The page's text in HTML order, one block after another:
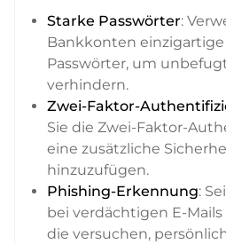
Starke Passwörter:
Bankkonten
Passwörter, um
verhindern.
Zwei-Faktor-
Sie die Zwei-Faktor-
eine zusätzliche
hinzuzufügen.
Phishing-Erkennung:
bei verdächtigen E-
die versuchen,